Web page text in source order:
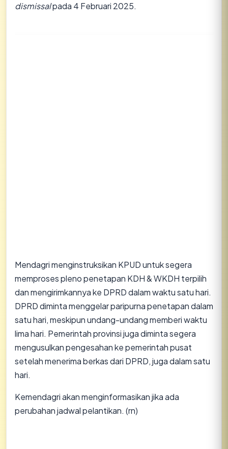
dismissalpada 4 Februari 2025.
Mendagri menginstruksikan KPUD untuk segera
memproses pleno penetapan KDH & WKDH terpilih
dan mengirimkannya ke DPRD dalam waktu satu hari.
DPRD diminta menggelar paripurna penetapan dalam
satu hari, meskipun undang-undang memberi waktu
lima hari. Pemerintah provinsi juga diminta segera
mengusulkan pengesahan ke pemerintah pusat
setelah menerima berkas dari DPRD, juga dalam satu
hari.
Kemendagri akan menginformasikan jika ada
perubahan jadwal pelantikan. (rn)